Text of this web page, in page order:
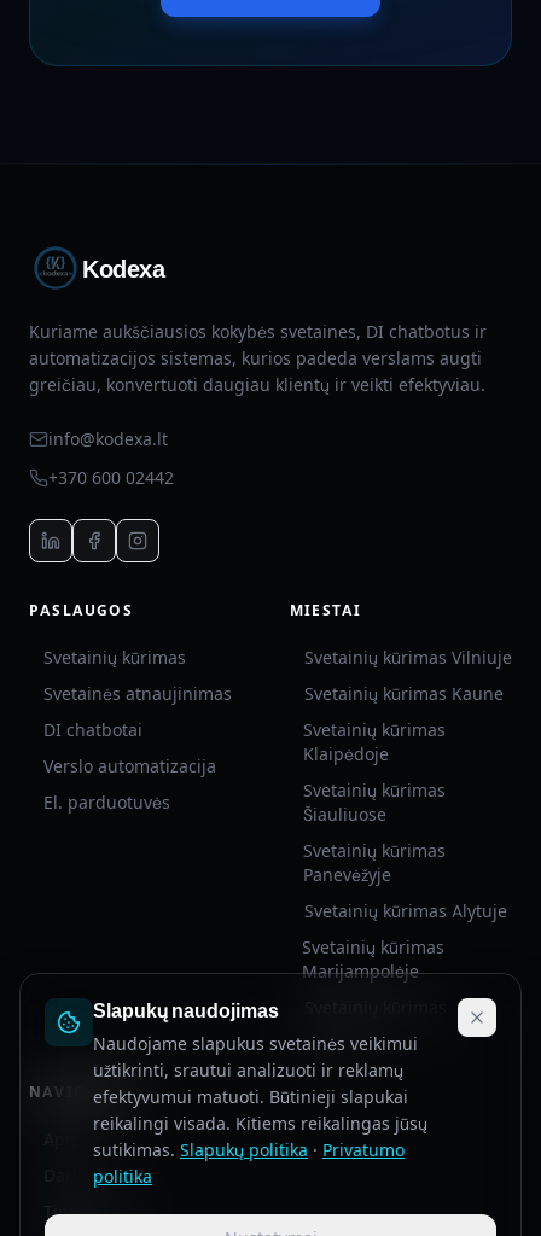
Kodexa
Kuriame aukščiausios kokybės svetaines, DI chatbotus ir
automatizacijos sistemas, kurios padeda verslams augti
greičiau, konvertuoti daugiau klientų ir veikti efektyviau.
info@kodexa.lt
+370 600 02442
PASLAUGOS
Svetainių kūrimas
Svetainės atnaujinimas
DI chatbotai
Verslo automatizacija
El. parduotuvės
MIESTAI
Svetainių kūrimas Vilniuje
Svetainių kūrimas Kaune
Svetainių kūrimas
Klaipėdoje
Svetainių kūrimas
Šiauliuose
Svetainių kūrimas
Panevėžyje
Svetainių kūrimas Alytuje
Svetainių kūrimas
Marijampolėje
Utenoje
NAVIGACIJA
Darbai
Tinklaraštis
Sveiki! Aš esu Kodexa virtualus
asistentas. Galiu atsakyti į klausimus
apie mūsų paslaugas, kainas, procesą ir
kt. Kaip galiu padėti?
Kainos
Slapukų naudojimas
Naudojame slapukus svetainės veikimui
užtikrinti, srautui analizuoti ir reklamų
efektyvumui matuoti. Būtinieji slapukai
reikalingi visada. Kitiems reikalingas jūsų
sutikimas. Slapukų politika · Privatumo
politika